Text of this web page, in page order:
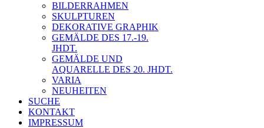
BILDERRAHMEN
SKULPTUREN
DEKORATIVE GRAPHIK
GEMÄLDE DES 17.-19.
JHDT.
GEMÄLDE UND
AQUARELLE DES 20. JHDT.
VARIA
NEUHEITEN
SUCHE
KONTAKT
IMPRESSUM